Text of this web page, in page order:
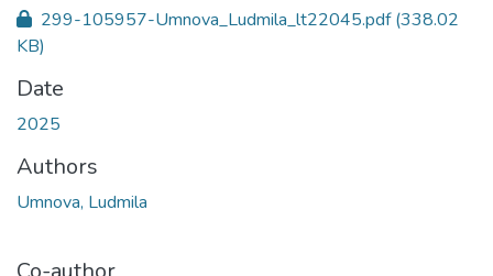
299-105957-Umnova_Ludmila_lt22045.pdf(338.02
KB)
Date
2025
Authors
Umnova, Ludmila